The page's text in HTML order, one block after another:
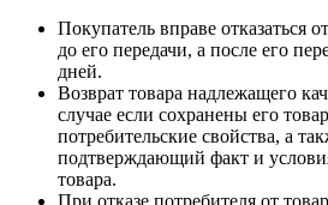
Покупатель вправе отказаться
до его передачи, а после его
дней.
Возврат товара надлежащего
случае если сохранены его
потребительские свойства, а
подтверждающий факт и
товара.